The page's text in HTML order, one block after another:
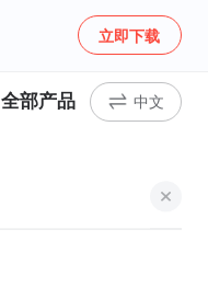
立即下载
全部产品 中文